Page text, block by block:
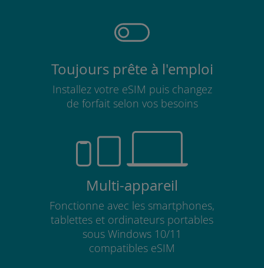
Toujours prête à l'emploi
Installez votre eSIM puis changez
de forfait selon vos besoins
Multi-appareil
Fonctionne avec les smartphones,
tablettes et ordinateurs portables
sous Windows 10/11
compatibles eSIM